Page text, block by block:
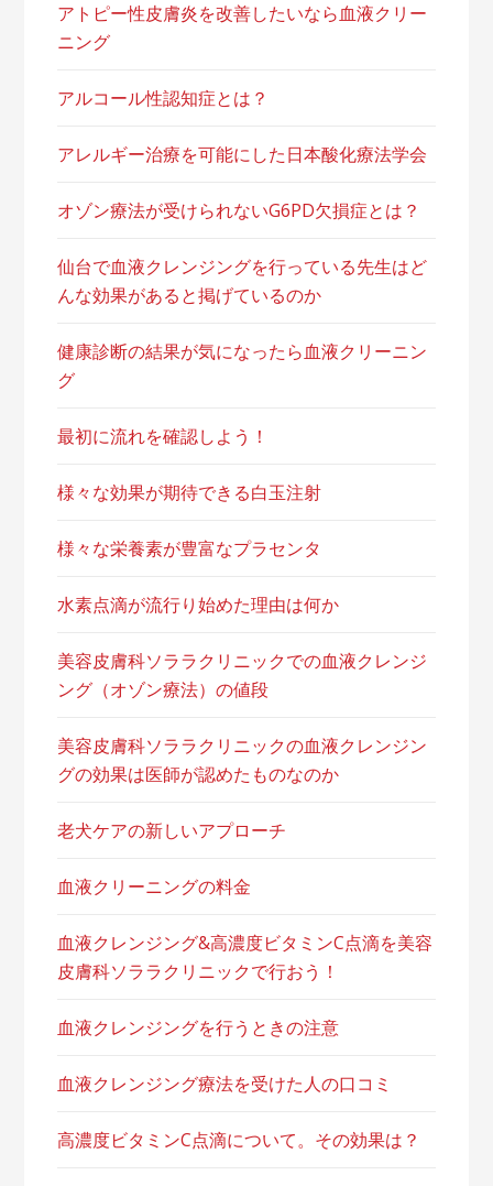
アトピー性皮膚炎を改善したいなら血液クリー
ニング
アルコール性認知症とは？
アレルギー治療を可能にした日本酸化療法学会
オゾン療法が受けられないG6PD欠損症とは？
仙台で血液クレンジングを行っている先生はど
んな効果があると掲げているのか
健康診断の結果が気になったら血液クリーニン
グ
最初に流れを確認しよう！
様々な効果が期待できる白玉注射
様々な栄養素が豊富なプラセンタ
水素点滴が流行り始めた理由は何か
美容皮膚科ソララクリニックでの血液クレンジ
ング（オゾン療法）の値段
美容皮膚科ソララクリニックの血液クレンジン
グの効果は医師が認めたものなのか
老犬ケアの新しいアプローチ
血液クリーニングの料金
血液クレンジング&高濃度ビタミンC点滴を美容
皮膚科ソララクリニックで行おう！
血液クレンジングを行うときの注意
血液クレンジング療法を受けた人の口コミ
高濃度ビタミンC点滴について。その効果は？